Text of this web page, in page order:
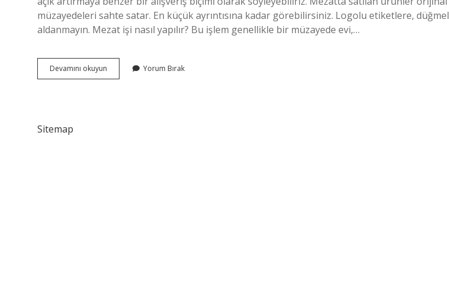
müzayedeleri sahte satar. En küçük ayrıntısına kadar görebilirsiniz. Logolu etiketlere,
aldanmayın. Mezat işi nasıl yapılır? Bu işlem genellikle bir müzayede evi,…
Devamını okuyun Mezatta
Ne
Yorum Bırak
Sitemap